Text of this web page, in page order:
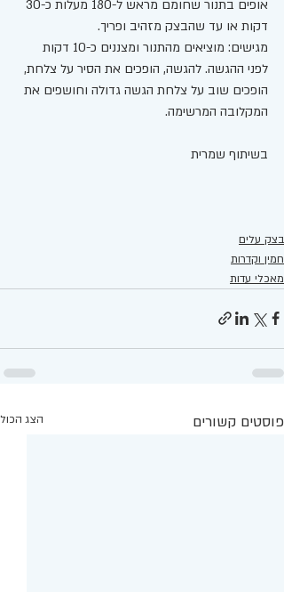
דקות או עד שהבצק מזהיב ופריך.
מגישים: מוציאים מהתנור ומצננים כ-10 דקות
לפני ההגשה. להגשה, הופכים את הסיר על צלחת,
הופכים שוב על צלחת הגשה גדולה וחושפים את
המקלובה המרשימה.
בשיתוף שמרית
בצק עלים
חמין וקדרות
מאכלי עדות
פוסטים קשורים הצג הכול